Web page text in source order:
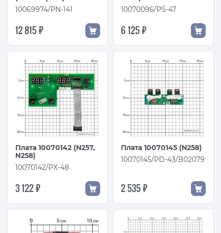
10069974/PN-141
12 815 ₽
10070096/PS-47
6 125 ₽
Плата 10070142 (N257,
N258)
10070142/PX-48
3 122 ₽
Плата 10070145 (N258)
10070145/PD-43/B02079
2 535 ₽